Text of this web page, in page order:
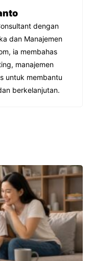
dengan
dan Manajemen
ia membahas
manajemen
untuk membantu
berkelanjutan.